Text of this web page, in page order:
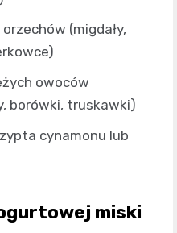
(migdały,
owoców
borówki, truskawki)
cynamonu lub
miski